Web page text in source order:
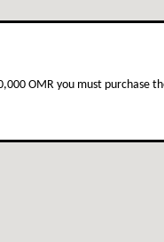
OMR you must purchase